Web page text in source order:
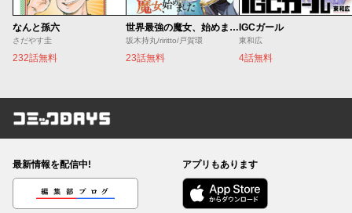
なんと孫六
さだやす圭
232話無料
世界最強の魔女、始めました ～私だけ『攻略サイト』を見れる世界で自由に生きます～
坂木持丸/riritto/戸賀環
23話無料
IGCガール
東和広
4話無料
コミックDAYS
最新情報を配信中!
編集部ブログ
アプリもあります